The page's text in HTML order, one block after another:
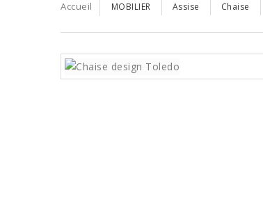
Accueil MOBILIER Assise Chaise